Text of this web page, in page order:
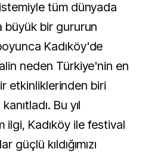
tüm dünyada
bir gururun
Kadıköy'de
neden Türkiye'nin en
etkinliklerinden biri
Bu yıl
ilgi, Kadıköy ile festival
güçlü kıldığımızı